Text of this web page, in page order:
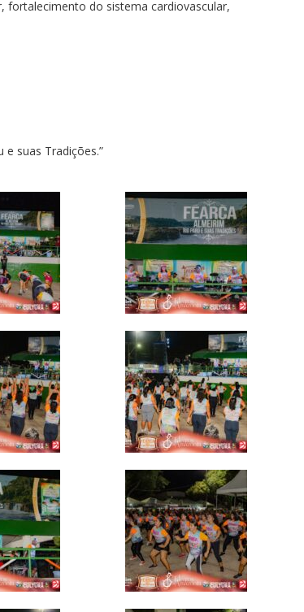
fortalecimento do sistema cardiovascular,
e suas Tradições.”